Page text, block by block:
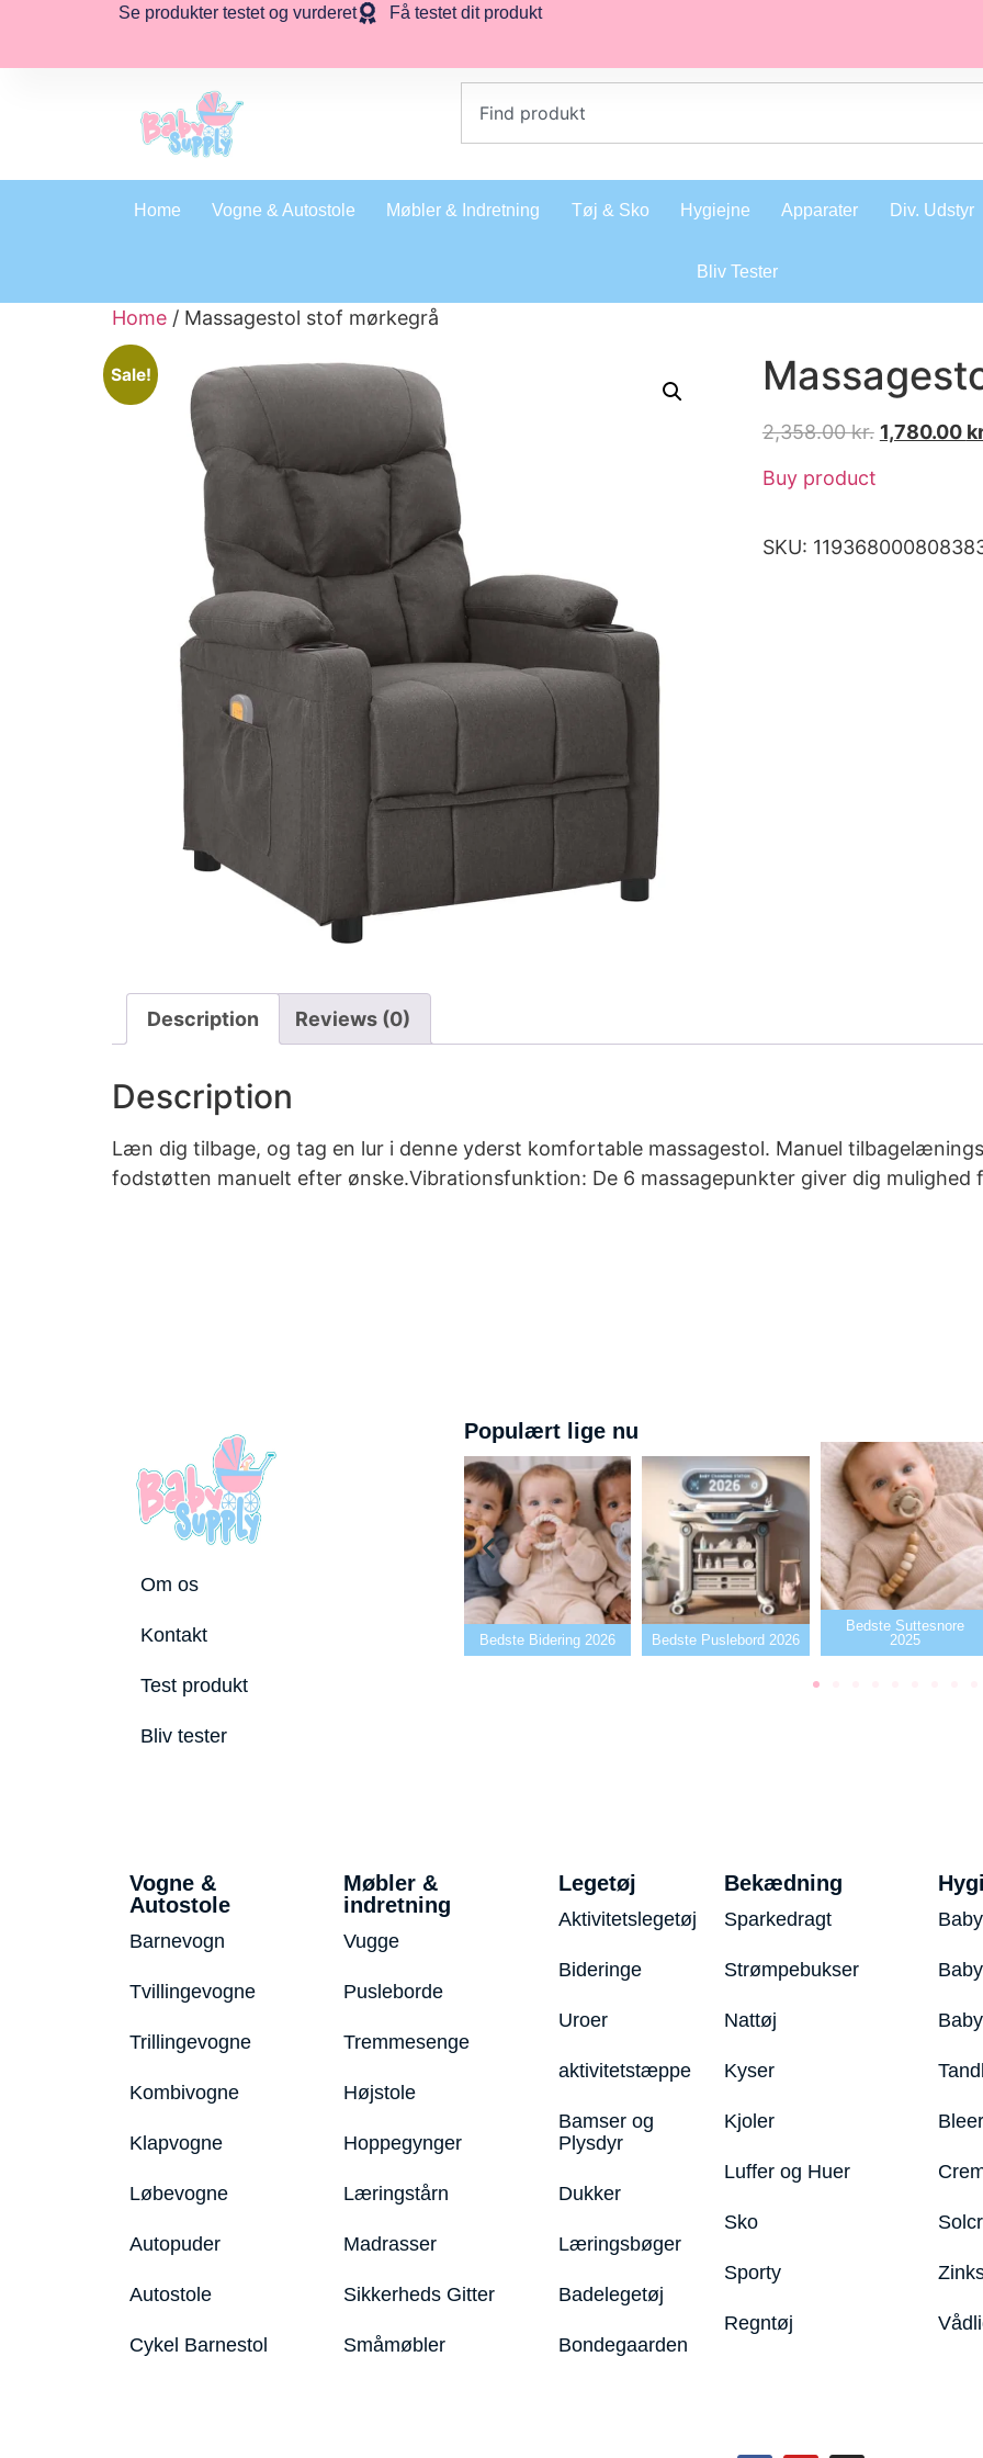
Se produkter testet og vurderet Få testet dit produkt
Home Vogne & Autostole Møbler & Indretning Tøj & Sko Hygiejne Apparater Div. Udstyr
Bliv Tester
Home / Massagestol stof mørkegrå
Sale!
2,358.00kr. 1,780.00
Buy product
SKU:
Description Reviews (0)
Description
Læn dig tilbage, og tag en lur i denne yderst komfortable massagestol. Manuel
fodstøtten manuelt efter ønske.Vibrationsfunktion: De 6 massagepunkter giver dig mulighed
Om os
Kontakt
Test produkt
Bliv tester
Populært lige nu
Bedste tremmeseng
2026
Bedste Bidering 2026 Bedste Puslebord 2026
Bedste Suttesnore
2025
Vogne &
Autostole
Barnevogn
Tvillingevogne
Trillingevogne
Kombivogne
Klapvogne
Løbevogne
Autopuder
Autostole
Cykel Barnestol
Møbler &
indretning
Vugge
Pusleborde
Tremmesenge
Højstole
Hoppegynger
Læringstårn
Madrasser
Sikkerheds Gitter
Småmøbler
Legetøj
Aktivitetslegetøj
Bideringe
Uroer
aktivitetstæppe
Bamser og
Plysdyr
Dukker
Læringsbøger
Badelegetøj
Bondegaarden
Bekædning
Sparkedragt
Strømpebukser
Nattøj
Kyser
Kjoler
Luffer og Huer
Sko
Sporty
Regntøj